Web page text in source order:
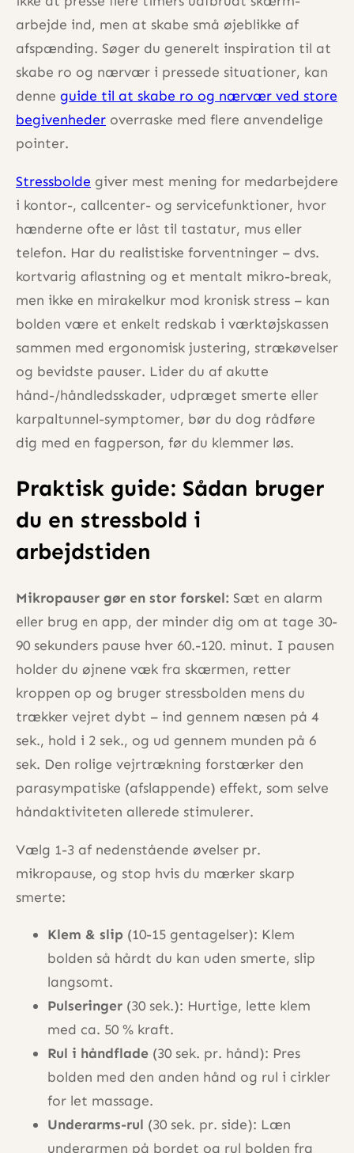
arbejde ind, men at skabe små øjeblikke af
afspænding. Søger du generelt inspiration til at
skabe ro og nærvær i pressede situationer, kan
denne guide til at skabe ro og nærvær ved store
begivenheder overraske med flere anvendelige
pointer.
Stressbolde giver mest mening for medarbejdere
i kontor-, callcenter- og servicefunktioner, hvor
hænderne ofte er låst til tastatur, mus eller
telefon. Har du reali­stiske forventninger – dvs.
kortvarig aflastning og et mentalt mikro-break,
men ikke en mirakelkur mod kronisk stress – kan
bolden være et enkelt redskab i værktøjskassen
sammen med ergonomisk justering, strækøvelser
og bevidste pauser. Lider du af akutte
hånd-/håndledsskader, udpræget smerte eller
karpaltunnel-symptomer, bør du dog rådføre
dig med en fagperson, før du klemmer løs.
Praktisk guide: Sådan bruger
du en stressbold i
arbejdstiden
Mikropauser gør en stor forskel: Sæt en alarm
eller brug en app, der minder dig om at tage 30-
90 sekunders pause hver 60.-120. minut. I pausen
holder du øjnene væk fra skærmen, retter
kroppen op og bruger stressbolden mens du
trækker vejret dybt – ind gennem næsen på 4
sek., hold i 2 sek., og ud gennem munden på 6
sek. Den rolige vejrtrækning forstærker den
parasympatiske (afslappende) effekt, som selve
håndaktiviteten allerede stimulerer.
Vælg 1-3 af nedenstående øvelser pr.
mikropause, og stop hvis du mærker skarp
smerte:
Klem & slip (10-15 gentagelser): Klem
bolden så hårdt du kan uden smerte, slip
langsomt.
Pulseringer (30 sek.): Hurtige, lette klem
med ca. 50 % kraft.
Rul i håndflade (30 sek. pr. hånd): Pres
bolden med den anden hånd og rul i cirkler
for let massage.
Underarms-rul (30 sek. pr. side): Læn
underarmen på bordet og rul bolden fra